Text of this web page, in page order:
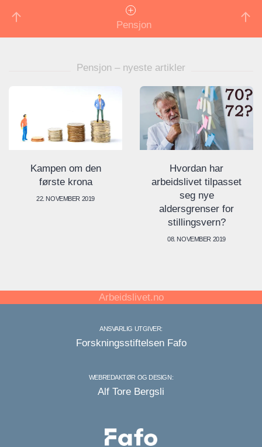
Pensjon
Pensjon – nyeste artikler
Kampen om den
første krona
22. NOVEMBER 2019
Hvordan har
arbeidslivet tilpasset
seg nye
aldersgrenser for
stillingsvern?
08. NOVEMBER 2019
Arbeidslivet.no
ANSVARLIG UTGIVER:
Forskningsstiftelsen Fafo
WEBREDAKTØR OG DESIGN:
Alf Tore Bergsli